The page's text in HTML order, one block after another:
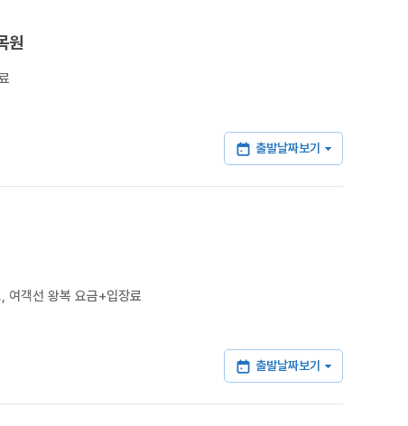
원
출발날짜보기
여객선 왕복 요금+입장료
출발날짜보기